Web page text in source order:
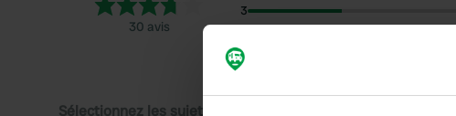
30 avis
3
1
Sélectionnez les sujets pour lire les critiques :